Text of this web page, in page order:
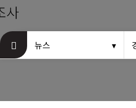
장학재단 안내
동문회관 오시는길
사
뉴스